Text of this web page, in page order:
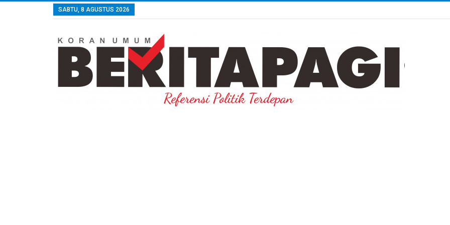
SABTU, 8 AGUSTUS 2026